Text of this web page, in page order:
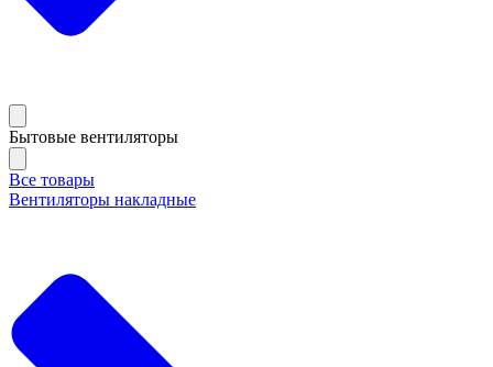
Бытовые вентиляторы
Все товары
Вентиляторы накладные